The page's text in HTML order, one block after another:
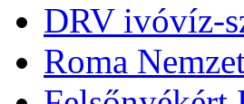
DRV ivóvíz-
Roma